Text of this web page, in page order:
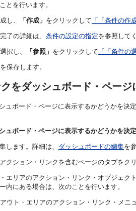
とを行います。
し、 「作成」 をクリックして 「「条件の作
了の詳細は、 条件の設定の指定を参照して
択し、 「参照」 をクリックして 「「条件の
保存します。
をダッシュボード・ペー
ュボード・ページに表示するかどうかを決
ュボード・ページに表示するかどうかを決
します。詳細は、 ダッシュボードの編集を
クション・リンクを含むページのタブをクリ
エリアのアクション・リンク・オブジェク
内にある場合は、次のことを行います。
ウト・エリアのアクション・リンク・メニ